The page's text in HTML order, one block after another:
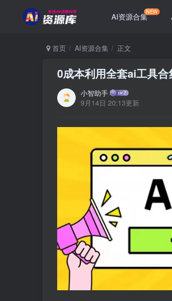
AI资源合集NEW
首页 AI资源合集 正文
0成本利用全套ai工具合
小智助手
9月14日 20:13更新